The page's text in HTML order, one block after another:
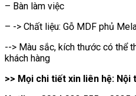
– Bàn làm việc
– -> Chất liệu: Gỗ MDF phủ
--> Màu sắc, kích thước có thể
khách hàng
>> Mọi chi tiết xin liên hệ: Nội